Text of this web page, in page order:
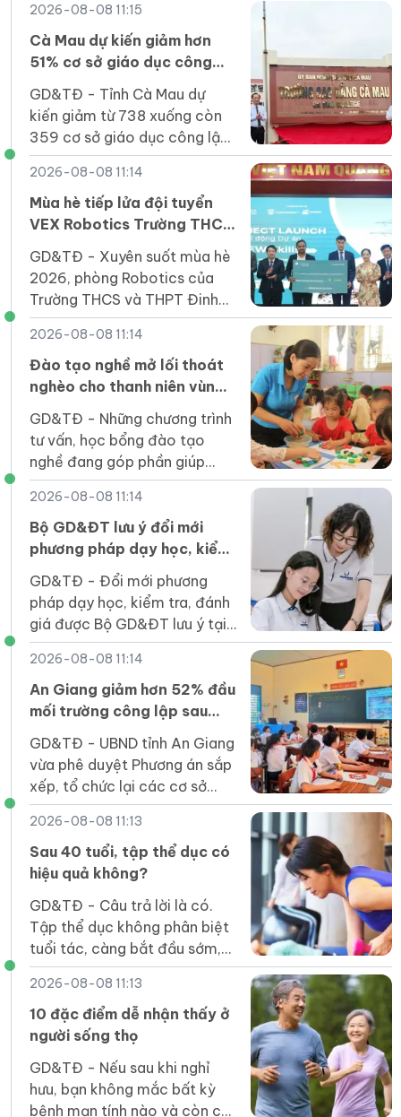
2026-08-08 11:15
Cà Mau dự kiến giảm hơn
51% cơ sở giáo dục công
lập sau sắp xếp
GD&TĐ - Tỉnh Cà Mau dự
kiến giảm từ 738 xuống còn
359 cơ sở giáo dục công lập
(giảm 379 đầu mối) trước
năm học mới; tỷ lệ giảm trên
51%.
2026-08-08 11:14
Mùa hè tiếp lửa đội tuyển
VEX Robotics Trường THCS
và THPT Đinh Thiện Lý
GD&TĐ - ​​Xuyên suốt mùa hè
2026, phòng Robotics của
Trường THCS và THPT Đinh
Thiện Lý (LSTS) luôn sôi nổi
trong không khí học tập và
sáng tạo.
2026-08-08 11:14
Đào tạo nghề mở lối thoát
nghèo cho thanh niên vùng
GD&TĐ - Những chương trình
tư vấn, học bổng đào tạo
nghề đang góp phần giúp
thanh niên Lai Châu trở lại
giảng đường, mở ra kỳ vọng
về nghề nghiệp ổn định.
2026-08-08 11:14
Bộ GD&ĐT lưu ý đổi mới
phương pháp dạy học, kiểm
tra đánh giá trong năm học
mới
GD&TĐ - Đổi mới phương
pháp dạy học, kiểm tra, đánh
giá được Bộ GD&ĐT lưu ý tại
hướng dẫn thực hiện nhiệm vụ
giáo dục phổ thông năm học
2026-2027.
2026-08-08 11:14
An Giang giảm hơn 52% đầu
mối trường công lập sau
GD&TĐ - UBND tỉnh An Giang
vừa phê duyệt Phương án sắp
xếp, tổ chức lại các cơ sở
giáo dục mầm non, phổ
thông, GDTX, GDNN công lập
trên địa bàn tỉnh.
2026-08-08 11:13
Sau 40 tuổi, tập thể dục có
hiệu quả không?
GD&TĐ - Câu trả lời là có.
Tập thể dục không phân biệt
tuổi tác, càng bắt đầu sớm,
lợi ích càng nhiều.
2026-08-08 11:13
10 đặc điểm dễ nhận thấy ở
người sống thọ
GD&TĐ - Nếu sau khi nghỉ
hưu, bạn không mắc bất kỳ
bệnh mạn tính nào và còn có